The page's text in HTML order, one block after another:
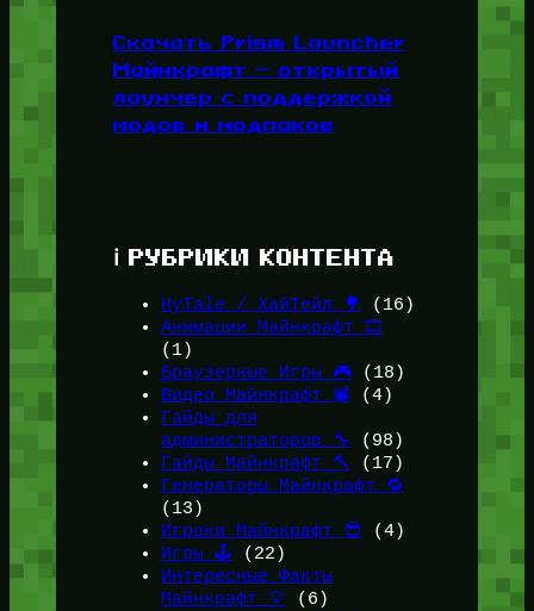
Скачать Prism Launcher
Майнкрафт — открытый
лаунчер с поддержкой
модов и модпаков
ℹ️ РУБРИКИ КОНТЕНТА
HyTale / ХайТейл 🌳
(16)
Анимации Майнкрафт 🎞️
(1)
Браузерные Игры 🎮(18)
Видео Майнкрафт 📽️ (4)
Гайды для
администраторов 🔧
(98)
Гайды Майнкрафт 🔨
(17)
Генераторы Майнкрафт 🔁
(13)
Игроки Майнкрафт 😎 (4)
Игры 🕹️ (22)
Интересные Факты
Майнкрафт 💡(6)